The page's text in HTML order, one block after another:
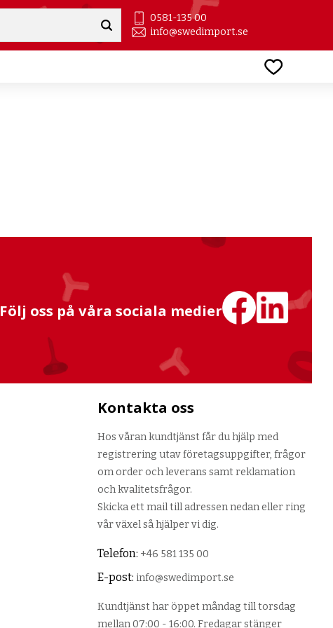
0581-135 00
info@swedimport.se
Följ oss på våra sociala medier
Kontakta oss
Hos våran kundtjänst får du hjälp med
registrering utav företagsuppgifter, frågor
om order och leverans samt reklamation
och kvalitetsfrågor.
Skicka ett mail till adressen nedan eller ring
vår växel så hjälper vi dig.
Telefon: +46 581 135 00
E-post: info@swedimport.se
Kundtjänst har öppet måndag till torsdag
mellan 07:00 - 16:00. Fredagar stänger